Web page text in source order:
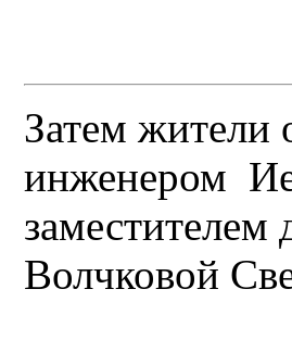
Затем жители
инженером
Волчковой